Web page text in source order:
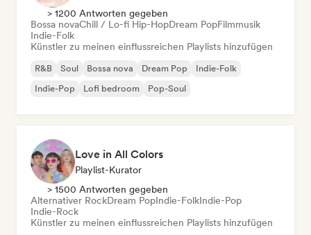
> 1200 Antworten gegeben
Bossa novaChill / Lo-fi Hip-HopDream PopFilmmusik
Indie-Folk
Künstler zu meinen einflussreichen Playlists hinzufügen
R&B Soul Bossa nova Dream Pop
Indie-Folk
Indie-Pop
Lofi bedroom Pop-Soul
Love in All Colors
Playlist-Kurator
> 1500 Antworten gegeben
Alternativer RockDream PopIndie-FolkIndie-Pop
Indie-Rock
Künstler zu meinen einflussreichen Playlists hinzufügen